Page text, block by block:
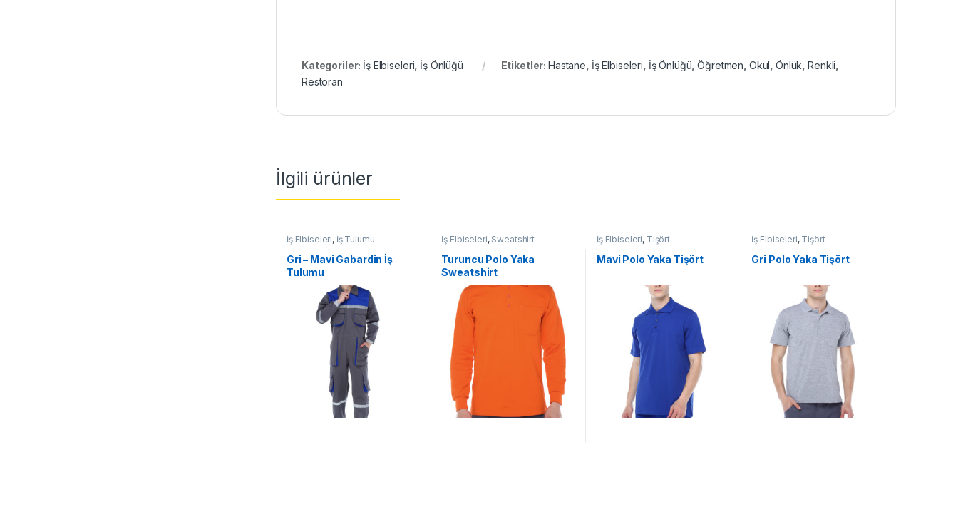
Kategoriler: İş Elbiseleri İş Önlüğü Etiketler:Hastane İş Elbiseleri İş Önlüğü ,Öğretmen Okul ,Önlük ,Renkli
Restoran
İlgili ürünler
İş Elbiseleri, İş Tulumu
Gri – Mavi Gabardin İş
Tulumu
İş Elbiseleri, Sweatshirt
Turuncu Polo Yaka
Sweatshirt
İş Elbiseleri, Tişört
Mavi Polo Yaka Tişört
İş Elbiseleri, Tişört
Gri Polo Yaka Tişört